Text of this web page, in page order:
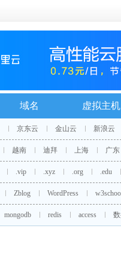
域名 虚拟主机
京东云 金山云 新浪云
越南 迪拜 上海 广东
.vip .xyz .org .edu
Zblog WordPress
mongodb redis access